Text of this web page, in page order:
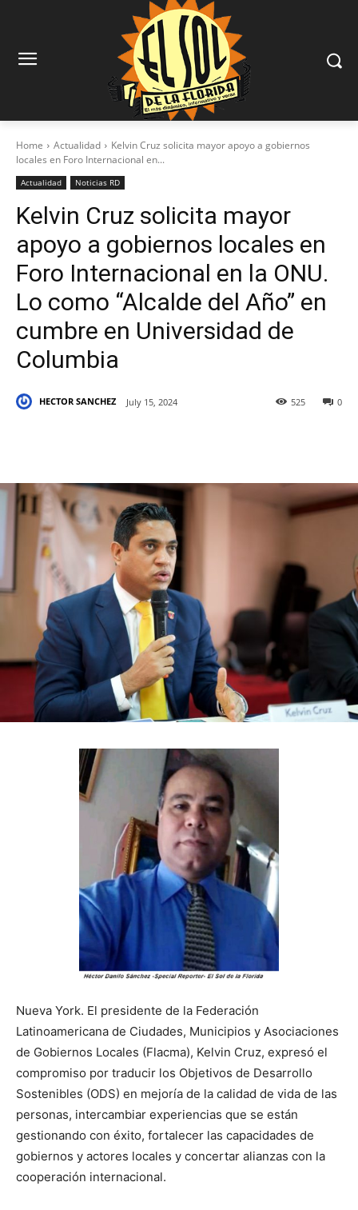
Home Actualidad
Kelvin Cruz solicita mayor apoyo a gobiernos
locales en Foro Internacional en...
Actualidad Noticias RD
Kelvin Cruz solicita mayor
apoyo a gobiernos locales en
Foro Internacional en la ONU.
Lo como “Alcalde del Año” en
cumbre en Universidad de
Columbia
HECTOR SANCHEZ July 15, 2024 0
525
Nueva York. El presidente de la Federación
Latinoamericana de Ciudades, Municipios y Asociaciones
de Gobiernos Locales (Flacma), Kelvin Cruz, expresó el
compromiso por traducir los Objetivos de Desarrollo
Sostenibles (ODS) en mejoría de la calidad de vida de las
personas, intercambiar experiencias que se están
gestionando con éxito, fortalecer las capacidades de
gobiernos y actores locales y concertar alianzas con la
cooperación internacional.